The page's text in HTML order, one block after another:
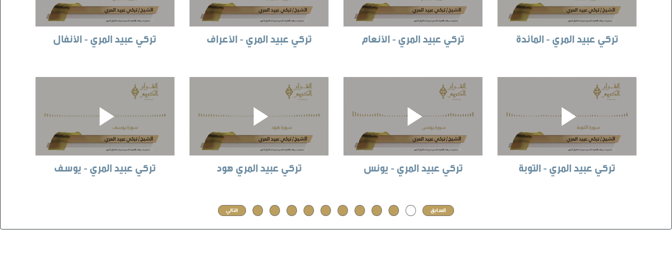
تركي عبيد المري - المائدة تركي عبيد المري - الأنعام تركي عبيد المري - الأعراف تركي عبيد المري - الأنفال
تركي عبيد المري - التوبة تركي عبيد المري - يونس تركي عبيد المري هود تركي عبيد المري - يوسف
السابق 1
2
3
4
5
6
7
8
9
10 التالي